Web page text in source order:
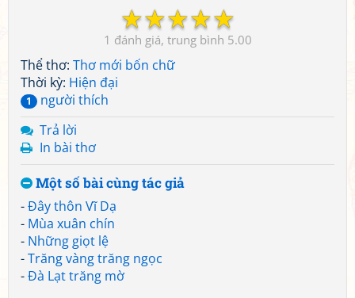
☆
☆
☆
☆
☆
1 5.00
Thể thơ: Thơ mới bốn chữ
Thời kỳ: Hiện đại
1
người thích
Trả lời
In bài thơ
Một số bài cùng tác giả
-Đây thôn Vĩ Dạ
- Mùa xuân chín
- Những giọt lệ
-Trăng vàng trăng ngọc
-Đà Lạt trăng mờ